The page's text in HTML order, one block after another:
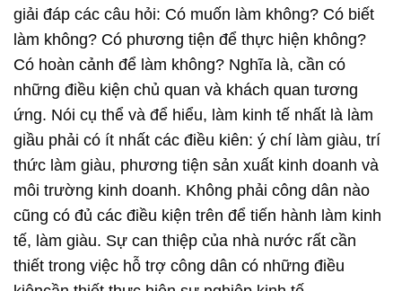
giải đáp các câu hỏi: Có muốn làm không? Có biết
làm không? Có phương tiện để thực hiện không?
Có hoàn cảnh để làm không? Nghĩa là, cần có
những điều kiện chủ quan và khách quan tương
ứng. Nói cụ thể và để hiểu, làm kinh tế nhất là làm
giầu phải có ít nhất các điều kiên: ý chí làm giàu, trí
thức làm giàu, phương tiện sản xuất kinh doanh và
môi trường kinh doanh. Không phải công dân nào
cũng có đủ các điều kiện trên để tiến hành làm kinh
tế, làm giàu. Sự can thiệp của nhà nước rất cần
thiết trong việc hỗ trợ công dân có những điều